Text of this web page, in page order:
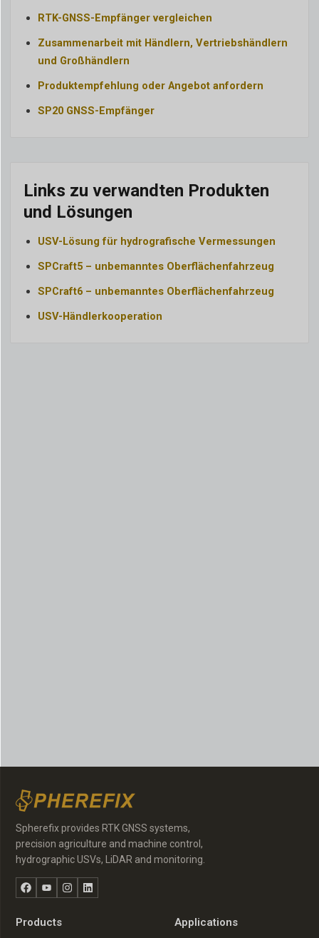
RTK-GNSS-Empfänger vergleichen
Zusammenarbeit mit Händlern, Vertriebshändlern
und Großhändlern
Produktempfehlung oder Angebot anfordern
SP20 GNSS-Empfänger
Links zu verwandten Produkten
und Lösungen
USV-Lösung für hydrografische Vermessungen
SPCraft5 – unbemanntes Oberflächenfahrzeug
SPCraft6 – unbemanntes Oberflächenfahrzeug
USV-Händlerkooperation
Spherefix provides RTK GNSS systems,
precision agriculture and machine control,
hydrographic USVs, LiDAR and monitoring.
FacebookYouTubeInstagram
LinkedIn
Products Applications